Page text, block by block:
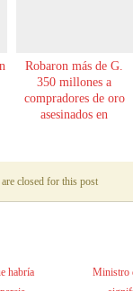
Robaron más de G.
350 millones a
compradores de oro
asesinados en
closed for this post
habría
Ministro